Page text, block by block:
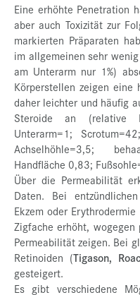
Eine erhöhte Penetration
aber auch Toxizität zur
markierten Präparaten
im allgemeinen sehr
am Unterarm nur 1%)
Körperstellen zeigen eine
daher leichter und häufig
Steroide an (relative
Unterarm=1;
Achselhöhle=3,5;
Handfläche 0,83;
Über die Permeabilität
Daten. Bei
Ekzem oder
Zigfache erhöht,
Permeabilität zeigen. Bei
Retinoiden (Tigason,
gesteigert.
Es gibt verschiedene